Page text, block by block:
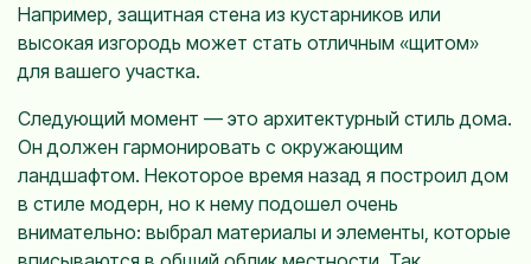
Например, защитная стена из кустарников или
высокая изгородь может стать отличным «щитом»
для вашего участка.
Следующий момент — это архитектурный стиль дома.
Он должен гармонировать с окружающим
ландшафтом. Некоторое время назад я построил дом
в стиле модерн, но к нему подошел очень
внимательно: выбрал материалы и элементы, которые